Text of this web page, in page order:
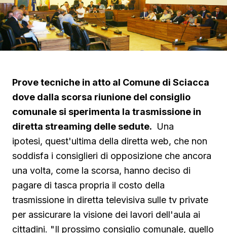
Prove tecniche in atto al Comune di Sciacca
dove dalla scorsa riunione del consiglio
comunale si sperimenta la trasmissione in
diretta streaming delle sedute. Una
ipotesi, quest'ultima della diretta web, che non
soddisfa i consiglieri di opposizione che ancora
una volta, come la scorsa, hanno deciso di
pagare di tasca propria il costo della
trasmissione in diretta televisiva sulle tv private
per assicurare la visione dei lavori dell'aula ai
cittadini. "Il prossimo consiglio comunale, quello